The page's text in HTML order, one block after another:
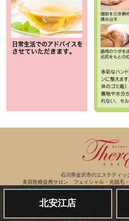
北安江店
石川県金沢市のエステティッ
美容医療提携サロン フェイシャル・光脱毛